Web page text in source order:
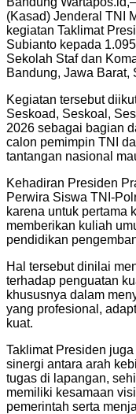
(Kasad) Jenderal TNI
kegiatan Taklimat
Subianto kepada
Sekolah Staf dan
Bandung, Jawa Barat,
Kegiatan tersebut
Seskoad, Seskoal,
2026 sebagai bagian
calon pemimpin TNI
tantangan nasional
Kehadiran Presiden
Perwira Siswa TNI-
karena untuk pertama
memberikan kuliah
pendidikan
Hal tersebut dinilai
terhadap penguatan
khususnya dalam
yang profesional,
kuat.
Taklimat Presiden
sinergi antara arah
tugas di lapangan,
memiliki kesamaan
pemerintah serta